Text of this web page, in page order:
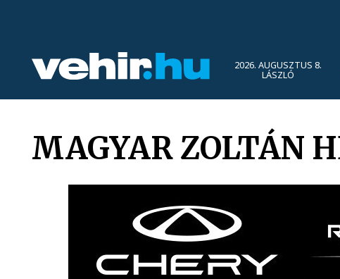
2026. AUGUSZTUS 8.
LÁSZLÓ
MAGYAR ZOLTÁN